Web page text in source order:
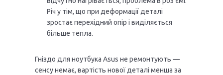
Річ у тім, що при деформації деталі
зростає перехідний опір і виділяється
більше тепла.
Гніздо для ноутбука Asus не ремонтують —
сенсу немає, вартість нової деталі менша за